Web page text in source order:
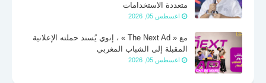
متعددة الاستخدامات
اغسطس 05, 2026
مع « The Next Ad » ، إنوي يُسند حملته الإعلانية
المقبلة إلى الشباب المغربي
اغسطس 05, 2026